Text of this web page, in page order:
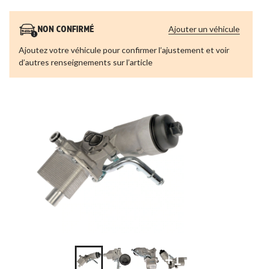
NON CONFIRMÉ
Ajoutez votre véhicule pour confirmer l’ajustement et voir
d’autres renseignements sur l’article
Ajouter un véhicule
+1